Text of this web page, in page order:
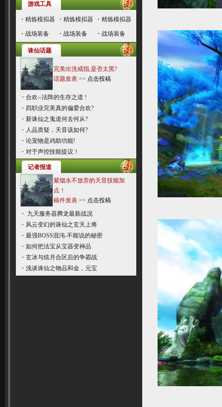
游戏工具
・精炼模拟器 ・精炼模拟器 ・精炼模拟器
・战场装备 ・战场装备 ・战场装备
诛仙话题
完美出洗戒指,是否太黑?
话题发表>> 点击投稿
・合欢--法阵的生存之道 !
・ 四职业完美真的偏爱合欢?
・新诛仙之鬼道何去何从?
・ 人品质疑，天音该如何?
・论宠物是鸡助功能!
・对于声控技能提议！
记者报道
紫烟永不放弃的天音技能加
点！
稿件发表>> 点击投稿
・
九天服务器腾龙最新战况
・ 风云变幻的诛仙之玄天上将
・最强BOSS混沌-不能说的秘密
・如何把法宝从宝器变神品
・玄冰与炫月合区后的争霸战
・浅谈诛仙之物品和金，元宝